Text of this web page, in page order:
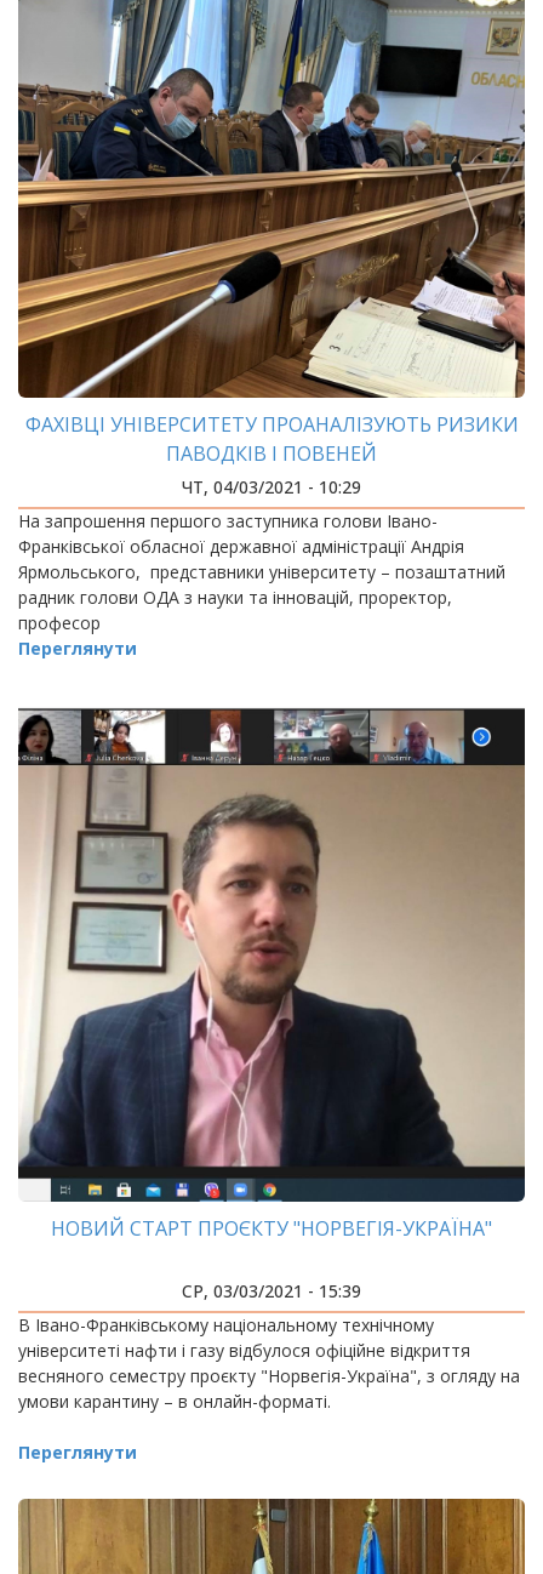
ФАХІВЦІ УНІВЕРСИТЕТУ ПРОАНАЛІЗУЮТЬ РИЗИКИ
ПАВОДКІВ І ПОВЕНЕЙ
ЧТ, 04/03/2021 - 10:29
На запрошення першого заступника голови Івано-
Франківської обласної державної адміністрації Андрія
Ярмольського, представники університету – позаштатний
радник голови ОДА з науки та інновацій, проректор,
професор
Переглянути
НОВИЙ СТАРТ ПРОЄКТУ "НОРВЕГІЯ-УКРАЇНА"
СР, 03/03/2021 - 15:39
В Івано-Франківському національному технічному
університеті нафти і газу відбулося офіційне відкриття
весняного семестру проєкту "Норвегія-Україна", з огляду на
умови карантину – в онлайн-форматі.
Переглянути